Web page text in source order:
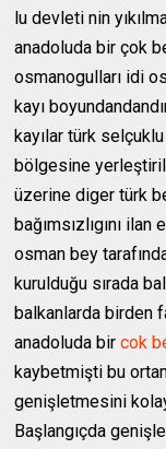
lu devleti nin
anadoluda bir çok
osmanogulları idi
kayı
kayılar türk
bölgesine
üzerine diger türk
bağımsızlıgını
osman bey
kurulduğu sırada
balkanlarda birden
anadoluda bircok
kaybetmişti bu
genişletmesini
Başlangıçda